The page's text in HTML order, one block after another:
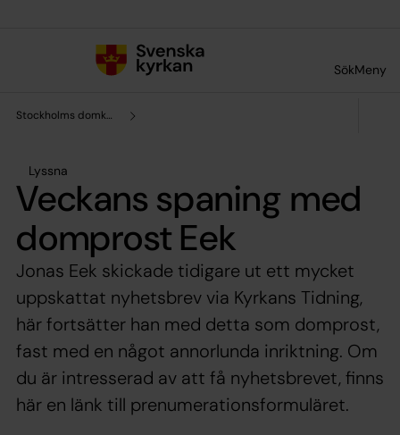
SökMeny
Stockholms domkyrkoförsamling
Lyssna
Veckans spaning med
domprost Eek
Jonas Eek skickade tidigare ut ett mycket
uppskattat nyhetsbrev via Kyrkans Tidning,
här fortsätter han med detta som domprost,
fast med en något annorlunda inriktning. Om
du är intresserad av att få nyhetsbrevet, finns
här en länk till prenumerationsformuläret.